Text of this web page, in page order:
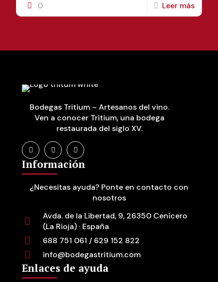
0 Leer más
Bodegas Tritium – Artesanos del vino.
Ven a conocer Tritium, una bodega
restaurada del siglo XV.
Información
¿Necesitas ayuda? Ponte en contacto con
nosotros
Avda. de la Libertad, 9, 26350 Cenicero
(La Rioja) · España
688 751 061 / 629 152 822
info@bodegastritium.com
Enlaces de ayuda